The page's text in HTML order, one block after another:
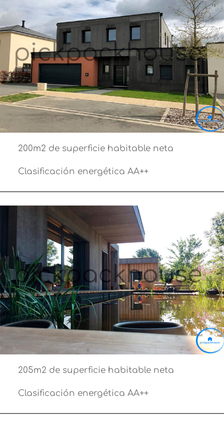
200m2 de superficie habitable neta
Clasificación energética AA++
205m2 de superficie habitable neta
Clasificación energética AA++